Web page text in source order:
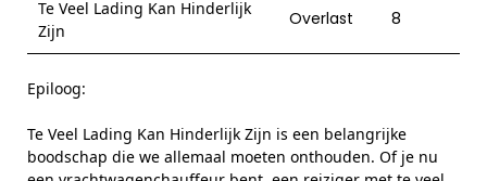
Te Veel Lading Kan Hinderlijk
Zijn
Overlast 8
Epiloog:
Te Veel Lading Kan Hinderlijk Zijn is een belangrijke
boodschap die we allemaal moeten onthouden. Of je nu